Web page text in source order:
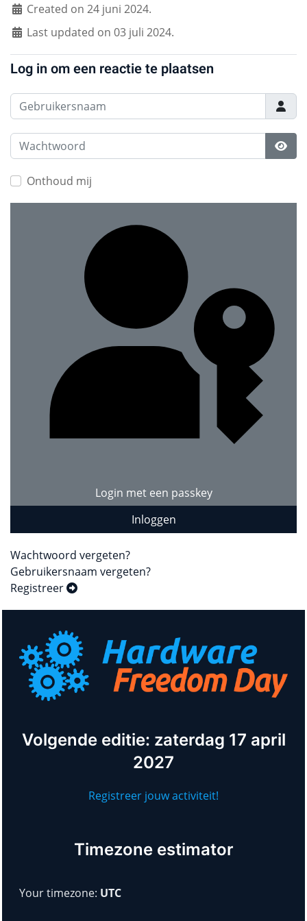
Created on 24 juni 2024.
Last updated on 03 juli 2024.
Log in om een reactie te plaatsen
Gebruikersnaam
Wachtwoord
Onthoud mij
Login met een passkey
Inloggen
Wachtwoord vergeten?
Gebruikersnaam vergeten?
Registreer
Volgende editie: zaterdag 17 april
2027
Registreer jouw activiteit!
Timezone estimator
Your timezone: UTC